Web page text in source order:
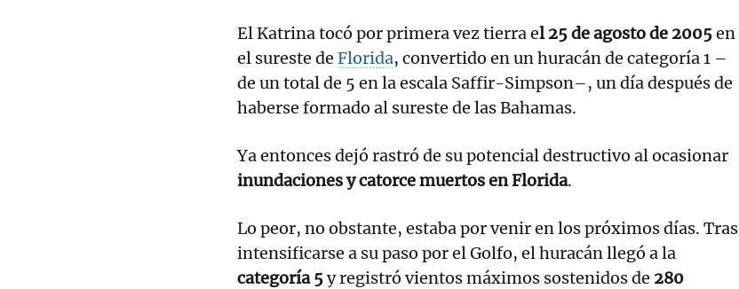
El Katrina tocó por primera vez tierra el 25 de agosto de 2005en
el sureste de Florida, convertido en un huracán de categoría 1 –
de un total de 5 en la escala Saffir-Simpson–, un día después de
haberse formado al sureste de las Bahamas.
Ya entonces dejó rastró de su potencial destructivo al ocasionar
inundaciones y catorce muertos en Florida.
Lo peor, no obstante, estaba por venir en los próximos días. Tras
intensificarse a su paso por el Golfo, el huracán llegó a la
categoría 5y registró vientos máximos sostenidos de 280